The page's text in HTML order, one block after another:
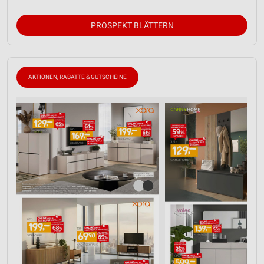
PROSPEKT BLÄTTERN
AKTIONEN, RABATTE & GUTSCHEINE
Entwicklung und Verbesserung der Angebote
IAB-Besonderheiten:
Verwendung genauer Standortdaten
Geräte anhand von aktiv angeforderten
Informationen identifizieren
Nicht-IAB-Verarbeitungszwecke:
Notwendig
Performance
Funktional
Werbung